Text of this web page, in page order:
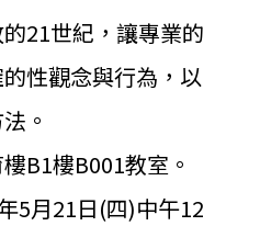
21世紀， 讓專業的
性觀念與行為， 以
。
B1樓B001教室。
5月21日(四)中午12